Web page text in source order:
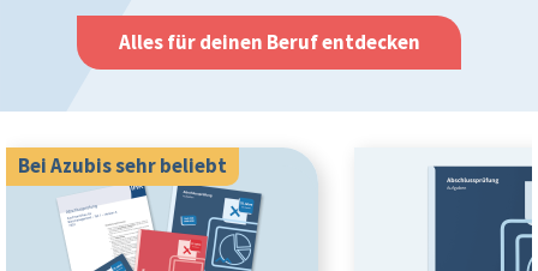
Alles für deinen Beruf entdecken
Bei Azubis sehr beliebt